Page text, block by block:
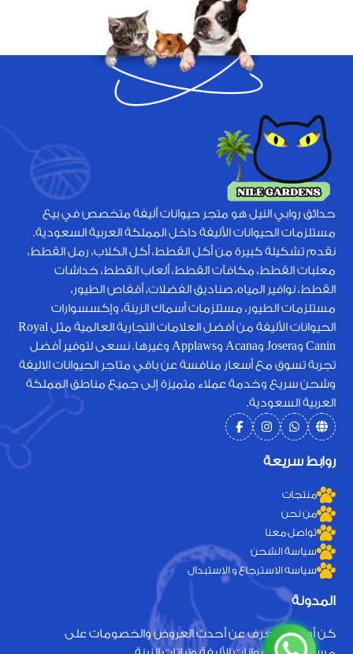
حدائق روابي النيل هو متجر حيوانات أليفة متخصص في بيع
مستلزمات الحيوانات الأليفة داخل المملكة العربية السعودية.
نقدم تشكيلة كبيرة من أكل القطط، أكل الكلاب، رمل القطط،
معلبات القطط، مكافآت القطط، ألعاب القطط، خداشات
القطط، نوافير المياه، صناديق الفضلات، أقفاص الطيور،
مستلزمات الطيور، مستلزمات أسماك الزينة، وإكسسوارات
الحيوانات الأليفة من أفضل العلامات التجارية العالمية مثل Royal
Canin وJosera وAcana وApplaws وغيرها. نسعى لتوفير أفضل
تجربة تسوق مع أسعار منافسة عن باقي متاجر الحيوانات الاليفة
وشحن سريع وخدمة عملاء متميزة إلى جميع مناطق المملكة
العربية السعودية.
روابط سريعة
منتجات
من نحن
تواصل معنا
سياسة الشحن
سياسه الاسترجاع و الاستبدال
المدونة
كن أول من يعرف عن أحدث العروض والخصومات على